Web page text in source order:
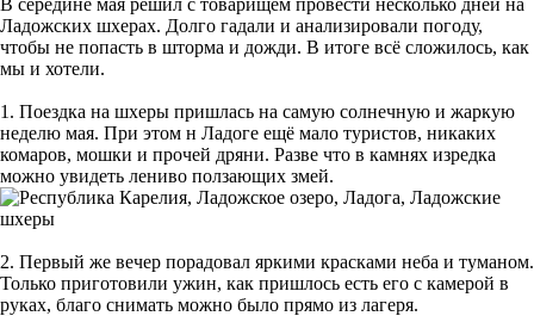
Ладожских шхерах. Долго гадали и анализировали погоду,
чтобы не попасть в шторма и дожди. В итоге всё сложилось, как
мы и хотели.
1. Поездка на шхеры пришлась на самую солнечную и жаркую
неделю мая. При этом н Ладоге ещё мало туристов, никаких
комаров, мошки и прочей дряни. Разве что в камнях изредка
можно увидеть лениво ползающих змей.
2. Первый же вечер порадовал яркими красками неба и туманом.
Только приготовили ужин, как пришлось есть его с камерой в
руках, благо снимать можно было прямо из лагеря.